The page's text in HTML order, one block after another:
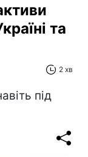
та
2 хв
під